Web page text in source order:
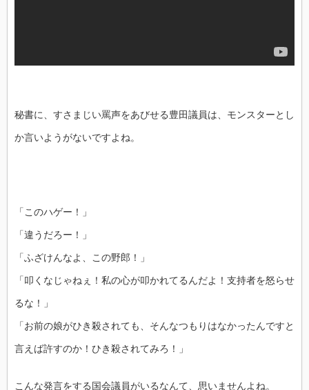
秘書に、すさまじい罵声をあびせる豊田議員は、モンスターとし
か言いようがないですよね。
「このハゲー！」
「違うだろー！」
「ふざけんなよ、この野郎！」
「叩くなじゃねぇ！私の心が叩かれてるんだよ！支持者を怒らせ
るな！」
「お前の娘がひき殺されても、そんなつもりはなかったんですと
言えば許すのか！ひき殺されてみろ！」
こんな発言をする国会議員がいるなんて、思いませんよね。